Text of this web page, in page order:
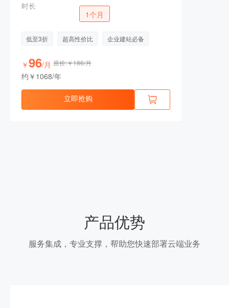
时长
1个月
低至3折 超高性价比 企业建站必备
￥96/月 原价:￥186/月
约￥1068/年
立即抢购
产品优势
服务集成，专业支撑，帮助您快速部署云端业务